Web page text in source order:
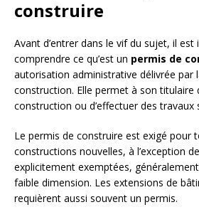
construire
Avant d’entrer dans le vif du sujet, il
comprendre ce qu’est un permis de
autorisation administrative délivrée par
construction. Elle permet à son titulaire
construction ou d’effectuer des travaux
Le permis de construire est exigé pour
constructions nouvelles, à l’exception
explicitement exemptées,
faible dimension. Les extensions de
requièrent aussi souvent un permis.